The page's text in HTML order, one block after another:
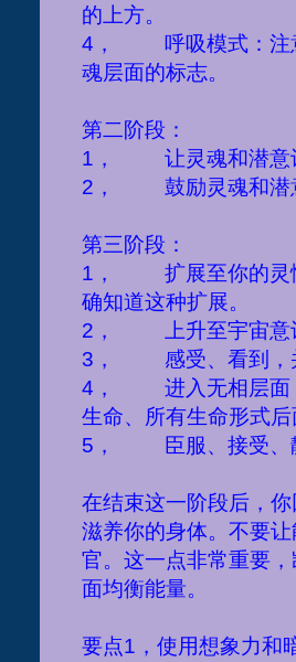
的上方。
4 ，
呼吸模式：
魂层面的标志。
第二阶段：
1 ，
让灵魂和潜
2 ， 鼓励灵魂和
第三阶段：
1 ，
扩展至你的
确知道这种扩展。
2 ，
上升至宇宙
3 ，
感受、看到
4 ，
进入无相层
生命、所有生命形式
5 ， 臣服、接受、
在结束这一阶段后，
滋养你的身体。不要
官。这一点非常重要
面均衡能量。
要点1 ，使用想象力